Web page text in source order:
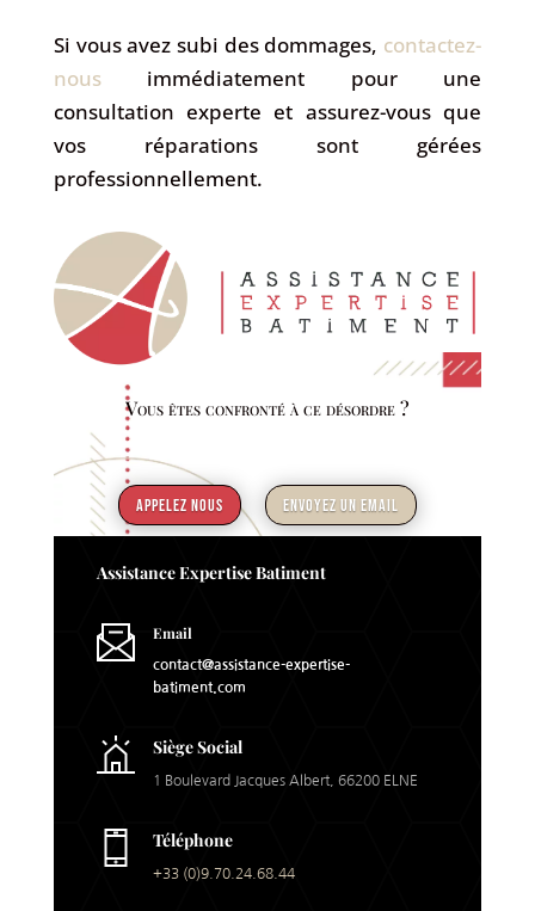
Si vous avez subi des dommages, contactez-
nousimmédiatement pour une
consultation experte et assurez-vous que
vos réparations sont gérées
professionnellement.
Vous êtes confronté à ce désordre ?
APPELEZ NOUS ENVOYEZ UN EMAIL
Assistance Expertise Batiment
Email
contact@assistance-expertise-
batiment.com
Siège Social
1 Boulevard Jacques Albert, 66200 ELNE
Téléphone
+33 (0)9.70.24.68.44